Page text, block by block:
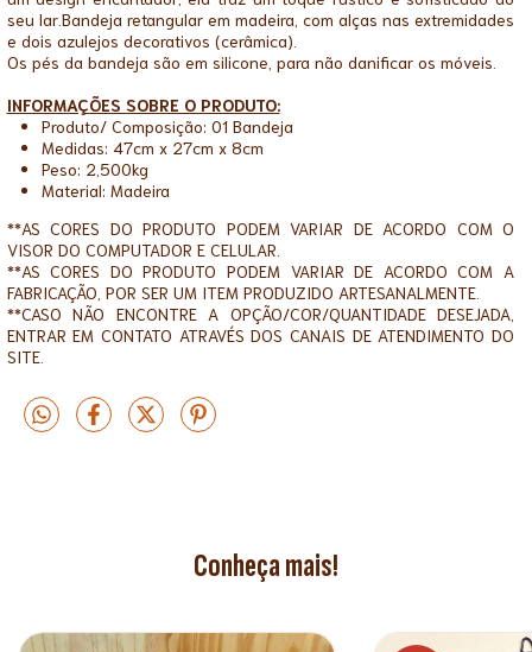
seu lar.Bandeja retangular em madeira, com alças nas extremidades
e dois azulejos decorativos (cerâmica).
Os pés da bandeja são em silicone, para não danificar os móveis.
INFORMAÇÕES SOBRE O PRODUTO:
Produto/ Composição: 01 Bandeja
Medidas: 47cm x 27cm x 8cm
Peso: 2,500kg
Material: Madeira
**AS CORES DO PRODUTO PODEM VARIAR DE ACORDO COM O
VISOR DO COMPUTADOR E CELULAR.
**AS CORES DO PRODUTO PODEM VARIAR DE ACORDO COM A
FABRICAÇÃO, POR SER UM ITEM PRODUZIDO ARTESANALMENTE.
**CASO NÃO ENCONTRE A OPÇÃO/COR/QUANTIDADE DESEJADA,
ENTRAR EM CONTATO ATRAVÉS DOS CANAIS DE ATENDIMENTO DO
SITE.
Conheça mais!